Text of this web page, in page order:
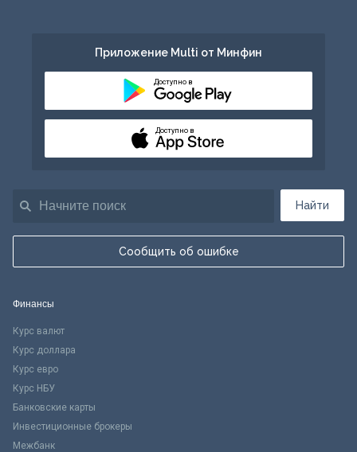
Найти
Сообщить об ошибке
Приложение Multi от Минфин
Доступно в
Доступно в
Финансы
Курс валют
Курс доллара
Курс евро
Курс НБУ
Банковские карты
Инвестиционные брокеры
Межбанк